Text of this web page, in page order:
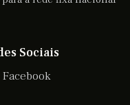
Sociais
Facebook